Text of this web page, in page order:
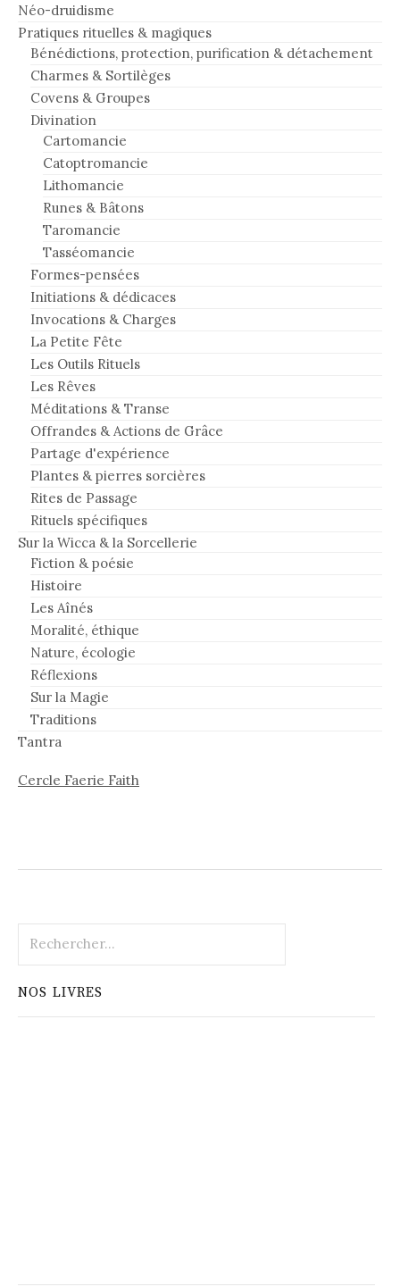
Néo-druidisme
Pratiques rituelles & magiques
Bénédictions, protection, purification & détachement
Charmes & Sortilèges
Covens & Groupes
Divination
Cartomancie
Catoptromancie
Lithomancie
Runes & Bâtons
Taromancie
Tasséomancie
Formes-pensées
Initiations & dédicaces
Invocations & Charges
La Petite Fête
Les Outils Rituels
Les Rêves
Méditations & Transe
Offrandes & Actions de Grâce
Partage d'expérience
Plantes & pierres sorcières
Rites de Passage
Rituels spécifiques
Sur la Wicca & la Sorcellerie
Fiction & poésie
Histoire
Les Aînés
Moralité, éthique
Nature, écologie
Réflexions
Sur la Magie
Traditions
Tantra
Cercle Faerie Faith
NOS LIVRES